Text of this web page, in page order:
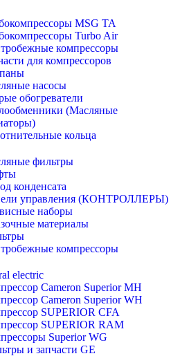
MSG TA
Turbo Air
компрессоры
для компрессоров
насосы
обогреватели
(Масляные
кольца
фильтры
конденсата
управления (КОНТРОЛЛЕРЫ)
наборы
материалы
компрессоры
electric
Cameron Superior MH
Cameron Superior WH
SUPERIOR CFA
SUPERIOR RAM
Superior WG
и запчасти GE